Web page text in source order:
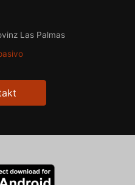
Las Palmas